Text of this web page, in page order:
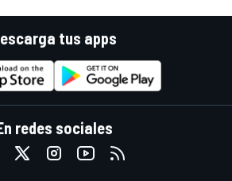
tus apps
redes sociales